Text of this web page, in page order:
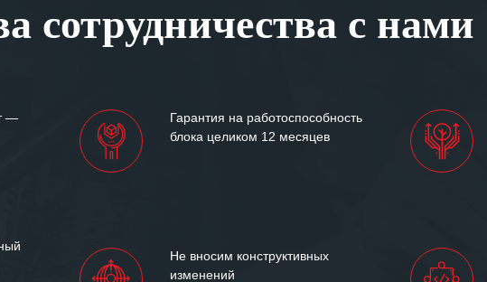
ценим сложившиеся между
долгих лет успеха и процветания.
сотрудничества с нами
—
Гарантия на работоспособность
блока целиком 12 месяцев
Не вносим конструктивных
изменений